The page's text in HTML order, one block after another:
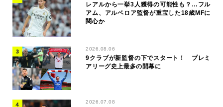
レアルから一挙3人獲得の可能性も？…フル
アム、アルベロア監督が重宝した18歳MFに
関心か
2026.08.06
9クラブが新監督の下でスタート！ プレミ
アリーグ史上最多の開幕に
2026.07.08